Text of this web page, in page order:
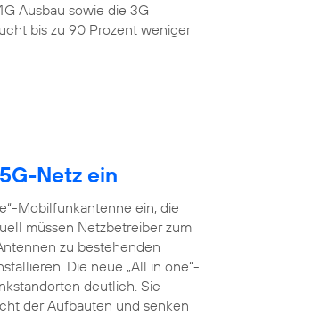
Ausbau sowie die 3G
bis zu 90 Prozent weniger
Netz ein
Mobilfunkantenne ein, die
müssen Netzbetreiber zum
zu bestehenden
Die neue „All in one“-
deutlich. Sie
der Aufbauten und senken